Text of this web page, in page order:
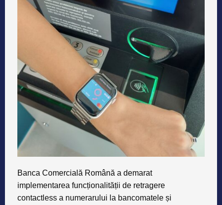
Banca Comercială Română a demarat
implementarea funcționalității de retragere
contactless a numerarului la bancomatele și